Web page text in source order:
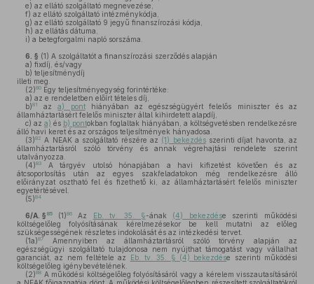
e) az ellátó szolgáltató megnevezése,
f) az ellátó szolgáltató intézménykódja,
g) az ellátó szolgáltató 9 jegyű finanszírozási kódja,
h) az ellátás dátuma,
i) a betegforgalmi napló sorszáma.
6. § (1) A szolgáltatót a finanszírozási szerződés alapján
a) fixdíj, és/vagy
b) teljesítménydíj
illeti meg.
(2)80 Egy teljesítményegység forintértéke:
a) az e rendeletben előírt tételes díj,
b)81 aza) ponthiányában az egészségügyért felelős miniszter és az
államháztartásért felelős miniszter által kihirdetett alapdíj,
c) az a) és b) pontokban foglaltak hiányában, a költségvetésben rendelkezésre
álló havi keret és az országos teljesítmények hányadosa.
(3)82 A NEAK a szolgáltató részére az (1) bekezdésszerinti díjat havonta, az
államháztartásról szóló törvény és annak végrehajtási rendelete szerint
utalványozza.
(4)83
A tárgyév utolsó hónapjában a havi kifizetést követően és az
átcsoportosítás után az egyes szakfeladatokon még rendelkezésre álló
előirányzat osztható fel és fizethető ki, az államháztartásért felelős miniszter
egyetértésével.
(5)84
6/A. § 85 (1)86Az Eb. tv. 35. §-ának (4) bekezdése szerinti működési
költségelőleg folyósításának kérelmezésekor be kell mutatni az előleg
szükségességének részletes indokolását és az intézkedési tervet.
(1a)87
Amennyiben az államháztartásról szóló törvény alapján az
egészségügyi szolgáltató tulajdonosa nem nyújthat támogatást vagy vállalhat
garanciát, az nem feltétele az
Eb. tv. 35. § (4) bekezdése szerinti működési
költségelőleg igénybevételének.
(2)88 A működési költségelőleg folyósításáról vagy a kérelem visszautasításáról